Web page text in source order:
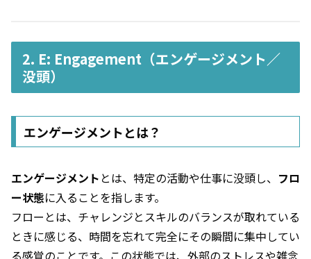
2. E: Engagement（エンゲージメント／
没頭）
エンゲージメントとは？
エンゲージメント とは、特定の活動や仕事に没頭し、 フロ
ー状態に入ることを指します。
フローとは、チャレンジとスキルのバランスが取れている
ときに感じる、時間を忘れて完全にその瞬間に集中してい
る感覚のことです。この状態では、外部のストレスや雑念